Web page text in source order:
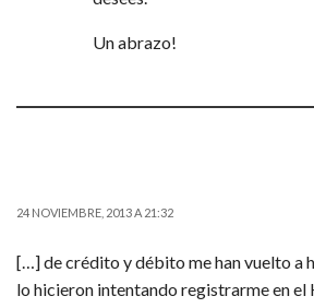
Un abrazo!
24 NOVIEMBRE, 2013 A 21:32
[…] de crédito y débito me han vuelto a
lo hicieron intentando registrarme en